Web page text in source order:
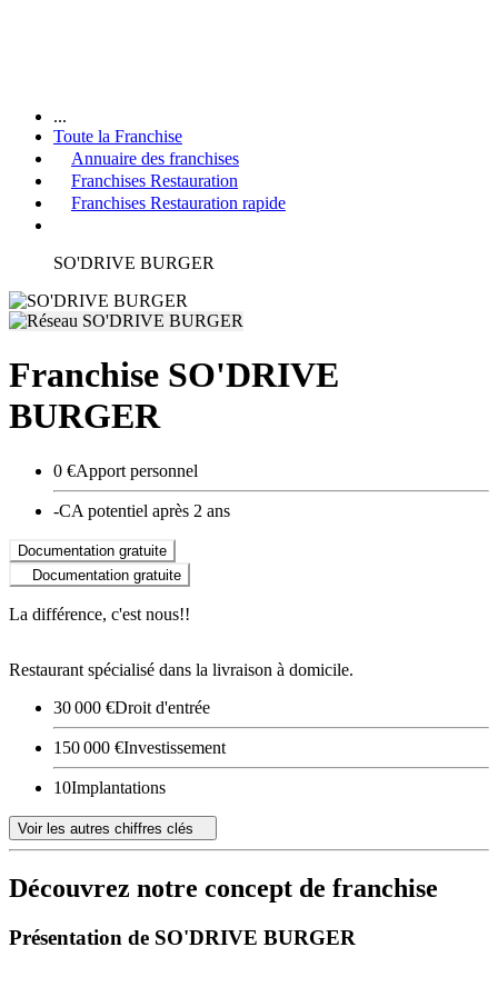
...
Toute la Franchise
Annuaire des franchises
Franchises Restauration
Franchises Restauration rapide
SO'DRIVE BURGER
Franchise SO'DRIVE
BURGER
0 €Apport personnel
-CA potentiel après 2 ans
Documentation gratuite
Documentation gratuite
La différence, c'est nous!!
Restaurant spécialisé dans la livraison à domicile.
30 000 €Droit d'entrée
150 000 €Investissement
10Implantations
Voir les autres chiffres clés
Découvrez notre concept de franchise
Présentation de SO'DRIVE BURGER